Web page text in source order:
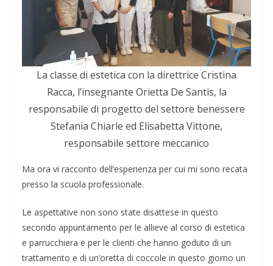
La classe di estetica con la direttrice Cristina
Racca, l’insegnante Orietta De Santis, la
responsabile di progetto del settore benessere
Stefania Chiarle ed Elisabetta Vittone,
responsabile settore meccanico
Ma ora vi racconto dell’esperienza per cui mi sono recata
presso la scuola professionale.
Le aspettative non sono state disattese in questo
secondo appuntamento per le allieve al corso di estetica
e parrucchiera e per le clienti che hanno goduto di un
trattamento e di un’oretta di coccole in questo giorno un